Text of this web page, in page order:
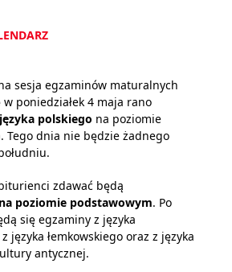
sesja egzaminów maturalnych
poniedziałek 4 maja rano
polskiego na poziomie
Tego dnia nie będzie żadnego
zdawać będą
poziomie podstawowym. Po
się egzaminy z języka
języka łemkowskiego oraz z języka
antycznej.